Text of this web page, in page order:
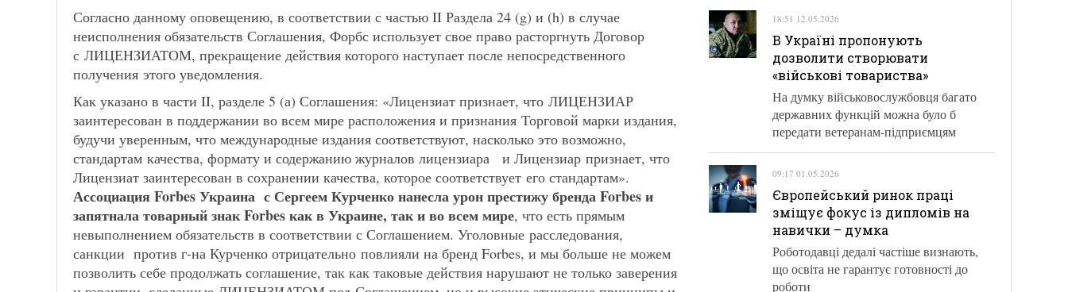
Согласно данному оповещению, в соответствии с частью II Раздела 24 (g) и (h) в случае
неисполнения обязательств Соглашения, Форбс использует свое право расторгнуть Договор
с ЛИЦЕНЗИАТОМ, прекращение действия которого наступает после непосредственного
получения этого уведомления.
Как указано в части II, разделе 5 (а) Соглашения: «Лицензиат признает, что ЛИЦЕНЗИАР
заинтересован в поддержании во всем мире расположения и признания Торговой марки издания,
будучи уверенным, что международные издания соответствуют, насколько это возможно,
стандартам качества, формату и содержанию журналов лицензиара и Лицензиар признает, что
Лицензиат заинтересован в сохранении качества, которое соответствует его стандартам».
Ассоциация Forbes Украина с Сергеем Курченко нанесла урон престижу бренда Forbes и
запятнала товарный знак Forbes как в Украине, так и во всем мире, что есть прямым
невыполнением обязательств в соответствии с Соглашением. Уголовные расследования,
санкции против г-на Курченко отрицательно повлияли на бренд Forbes, и мы больше не можем
позволить себе продолжать соглашение, так как таковые действия нарушают не только заверения
18:51 12.05.2026
В Україні пропонують
дозволити створювати
«військові товариства»
На думку військовослужбовця багато
державних функцій можна було б
передати ветеранам-підприємцям
09:17 01.05.2026
Європейський ринок праці
зміщує фокус із дипломів на
навички – думка
Роботодавці дедалі частіше визнають,
що освіта не гарантує готовності до
роботи